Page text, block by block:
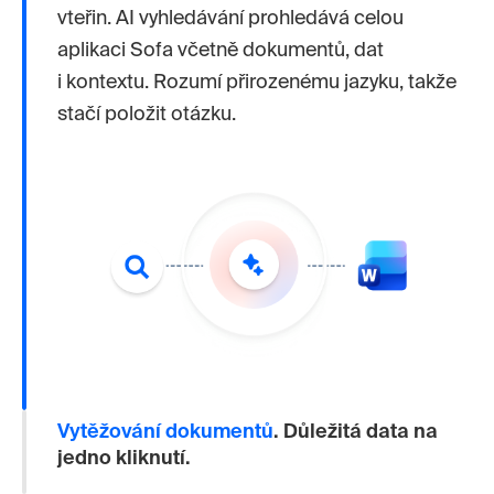
vteřin. AI vyhledávání prohledává celou
aplikaci Sofa včetně dokumentů, dat
i kontextu. Rozumí přirozenému jazyku, takže
stačí položit otázku.
Vytěžování dokumentů. Důležitá data na
jedno kliknutí.